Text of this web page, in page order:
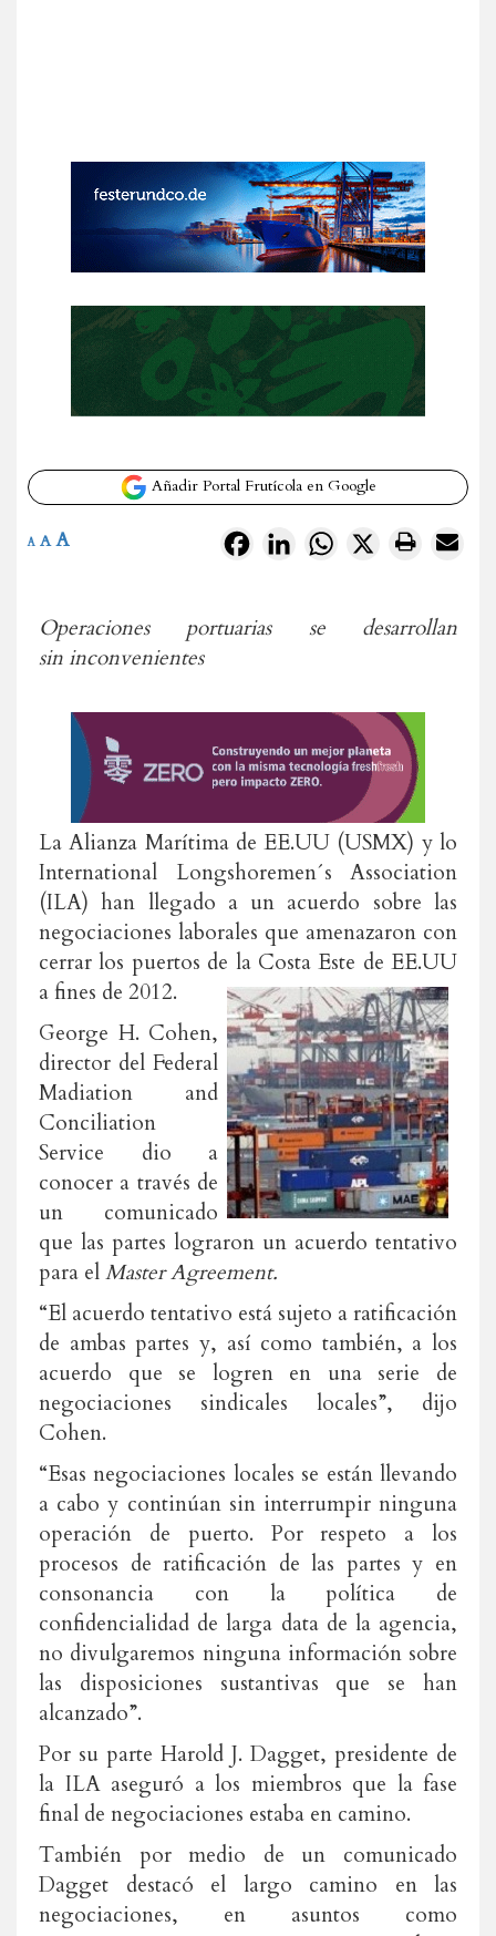
Añadir Portal Frutícola en Google
FacebookLinkedInWhatsApp
X
A A A
Operaciones portuarias se desarrollan
sin inconvenientes
La Alianza Marítima de EE.UU (USMX) y lo
International Longshoremen´s Association
(ILA) han llegado a un acuerdo sobre las
negociaciones laborales que amenazaron con
cerrar los puertos de la Costa Este de EE.UU
a fines de 2012.
George H. Cohen,
director del Federal
Madiation and
Conciliation
Service dio a
conocer a través de
un comunicado
que las partes lograron un acuerdo tentativo
para elMaster Agreement.
“El acuerdo tentativo está sujeto a ratificación
de ambas partes y, así como también, a los
acuerdo que se logren en una serie de
negociaciones sindicales locales”, dijo
Cohen.
“Esas negociaciones locales se están llevando
a cabo y continúan sin interrumpir ninguna
operación de puerto. Por respeto a los
procesos de ratificación de las partes y en
consonancia con la política de
confidencialidad de larga data de la agencia,
no divulgaremos ninguna información sobre
las disposiciones sustantivas que se han
alcanzado”.
Por su parte Harold J. Dagget, presidente de
la ILA aseguró a los miembros que la fase
final de negociaciones estaba en camino.
También por medio de un comunicado
Dagget destacó el largo camino en las
negociaciones, en asuntos como